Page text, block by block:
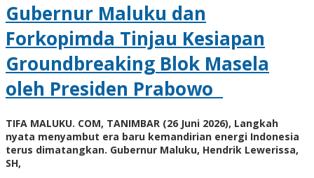
Gubernur Maluku dan
Forkopimda Tinjau Kesiapan
Groundbreaking Blok Masela
oleh Presiden Prabowo
TIFA MALUKU. COM, TANIMBAR (26 Juni 2026), Langkah
nyata menyambut era baru kemandirian energi Indonesia
terus dimatangkan. Gubernur Maluku, Hendrik Lewerissa,
SH,